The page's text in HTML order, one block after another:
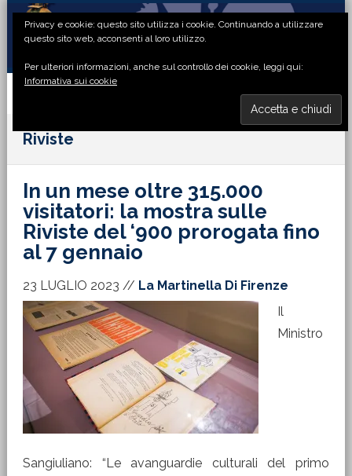
Passa
primaria
Passa
principale
Passa
laterale
Passa
di
Riviste
In un mese oltre 315.000
visitatori: la mostra sulle
Riviste del ‘900 prorogata fino
al 7 gennaio
23 LUGLIO 2023 // La Martinella Di Firenze
Il
Ministro
Sangiuliano: “Le avanguardie culturali del primo
Privacy e cookie: questo sito utilizza i cookie. Continuando a utilizzare
questo sito web, acconsenti al loro utilizzo.
Per ulteriori informazioni, anche sul controllo dei cookie, leggi qui:
Informativa sui cookie